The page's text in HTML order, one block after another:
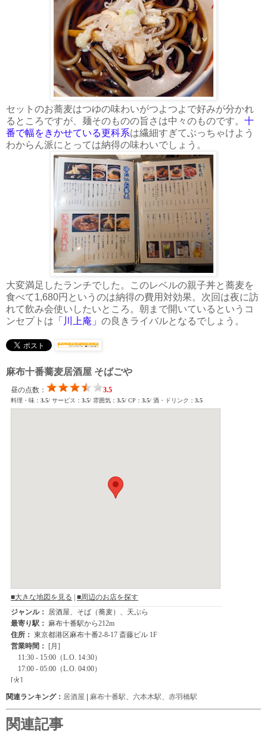
セットのお蕎麦はつゆの味わいがつよつよで好みが分かれ
るところですが、麺そのものの旨さは中々のものです。 十
番で幅をきかせている更科系は繊細すぎてぶっちゃけよう
わからん派にとっては納得の味わいでしょう。
大変満足したランチでした。このレベルの親子丼と蕎麦を
食べて1,680円というのは納得の費用対効果。次回は夜に訪
れて飲み会使いしたいところ。朝まで開いているというコ
ンセプトは 「川上庵」 の良きライバルとなるでしょう。
麻布十番蕎麦居酒屋 そばごや
関連ランキング： 居酒屋 | 麻布十番駅 六本木駅 赤羽橋駅
関連記事